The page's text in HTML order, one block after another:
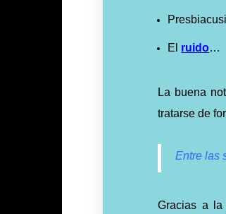
El ruido…
La buena
tratarse de
Entre las
Gracias a